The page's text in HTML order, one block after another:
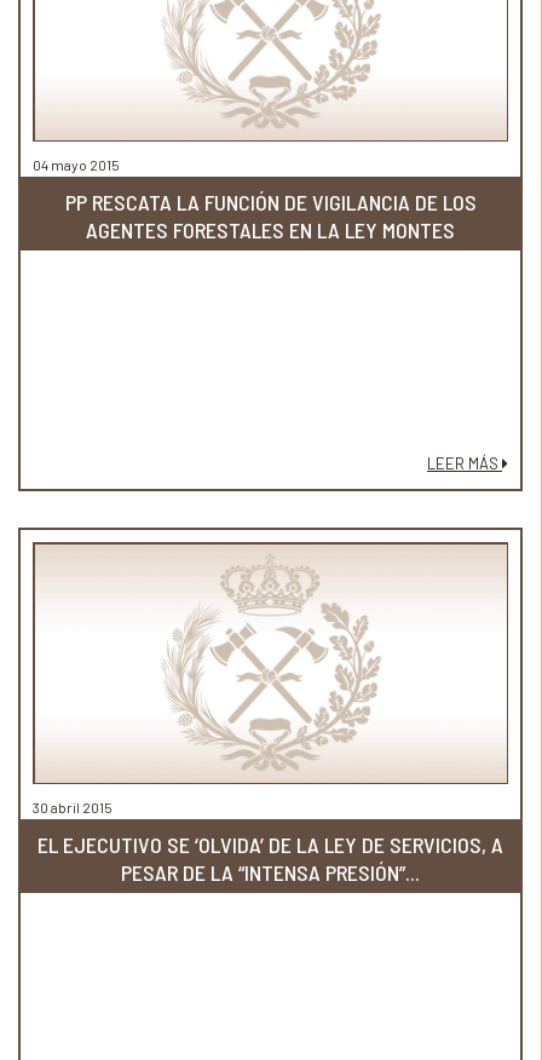
04 mayo 2015
PP RESCATA LA FUNCIÓN DE VIGILANCIA DE LOS
AGENTES FORESTALES EN LA LEY MONTES
LEER MÁS
30 abril 2015
EL EJECUTIVO SE ‘OLVIDA’ DE LA LEY DE SERVICIOS, A
PESAR DE LA “INTENSA PRESIÓN”...